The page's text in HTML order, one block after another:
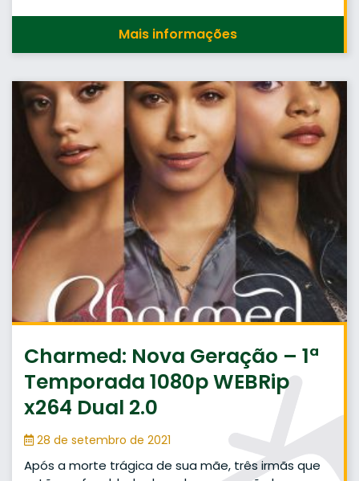
Mais informações
Charmed: Nova Geração – 1ª
Temporada 1080p WEBRip
x264 Dual 2.0
28 de setembro de 2021
Após a morte trágica de sua mãe, três irmãs que